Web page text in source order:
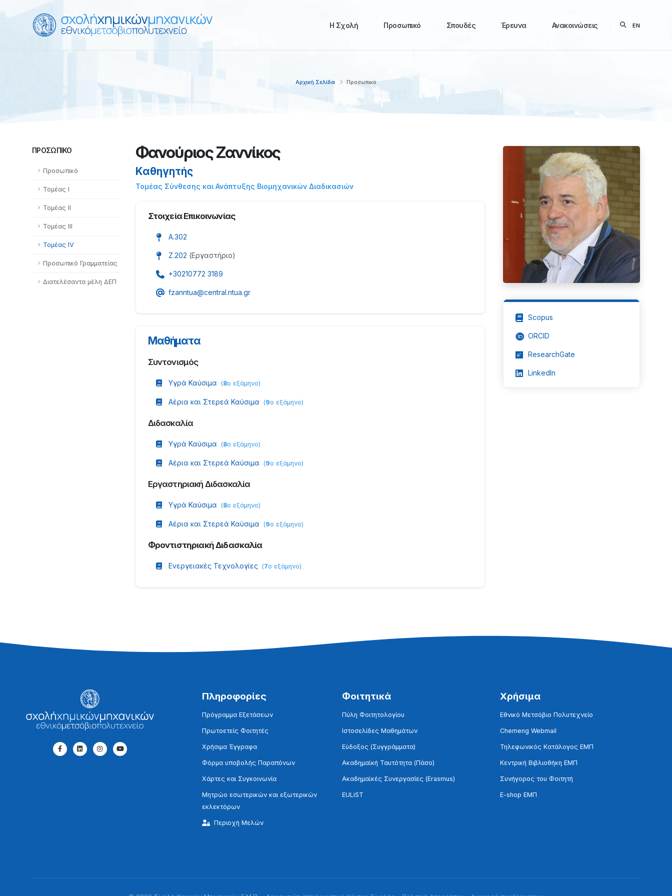
Η Σχολή Προσωπικό Σπουδές Έρευνα Ανακοινώσεις EN
Αρχική Σελίδα Προσωπικό
ΠΡΟΣΩΠΙΚΌ
Προσωπικό
Τομέας Ι
Τομέας ΙΙ
Τομέας ΙΙΙ
Τομέας ΙV
Προσωπικό Γραμματείας
Διατελέσαντα μέλη ΔΕΠ
Φανούριος Ζαννίκος
Καθηγητής
Τομέας Σύνθεσης και Ανάπτυξης Βιομηχανικών Διαδικασιών
Στοιχεία Επικοινωνίας
Α.302
Ζ.202 (Εργαστήριο)
+30210772 3189
fzanntua@central.ntua.gr
Μαθήματα
Συντονισμός
Υγρά Καύσιμα (8ο εξάμηνο)
Αέρια και Στερεά Καύσιμα (9ο εξάμηνο)
Διδασκαλία
Υγρά Καύσιμα (8ο εξάμηνο)
Αέρια και Στερεά Καύσιμα (9ο εξάμηνο)
Εργαστηριακή Διδασκαλία
Υγρά Καύσιμα (8ο εξάμηνο)
Αέρια και Στερεά Καύσιμα (9ο εξάμηνο)
Φροντιστηριακή Διδασκαλία
Ενεργειακές Τεχνολογίες (7ο εξάμηνο)
Scopus
ORCID
ResearchGate
LinkedIn
Πληροφορίες
Πρόγραμμα Εξετάσεων
Πρωτοετείς Φοιτητές
Χρήσιμα Έγγραφα
Φόρμα υποβολής Παραπόνων
Χάρτες και Συγκοινωνία
Μητρώο εσωτερικών και εξωτερικών
εκλεκτόρων
Περιοχή Μελών
Φοιτητικά
Πύλη Φοιτητολογίου
Ιστοσελίδες Μαθημάτων
Εύδοξος (Συγγράμματα)
Ακαδημαϊκή Ταυτότητα (Πάσο)
Ακαδημαϊκές Συνεργασίες (Erasmus)
EULiST
Χρήσιμα
Εθνικό Μετσόβιο Πολυτεχνείο
Chemeng Webmail
Τηλεφωνικός Κατάλογος ΕΜΠ
Κεντρική Βιβλιοθήκη ΕΜΠ
Συνήγορος του Φοιτητή
E-shop ΕΜΠ